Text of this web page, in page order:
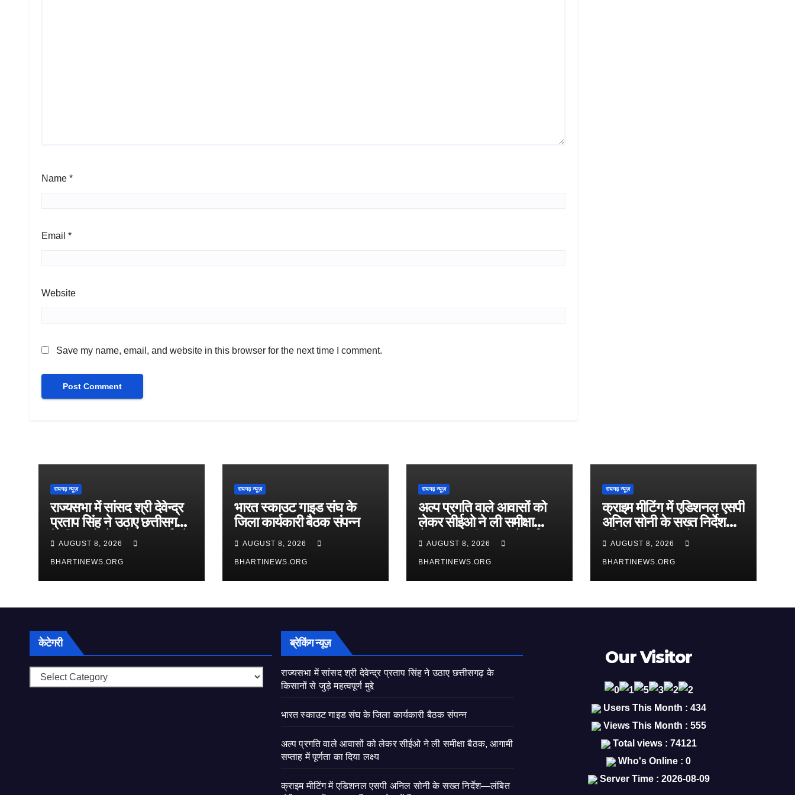
Name *
Email *
Website
Save my name, email, and website in this browser for the next time I comment.
रायगढ़ न्यूज़
राज्यसभा में सांसद श्री देवेन्द्र
प्रताप सिंह ने उठाए छत्तीसगढ़
के किसानों से जुड़े महत्वपूर्ण मुद्दे
AUGUST 8, 2026
BHARTINEWS.ORG
रायगढ़ न्यूज़
भारत स्काउट गाइड संघ के
जिला कार्यकारी बैठक संपन्न
AUGUST 8, 2026
BHARTINEWS.ORG
रायगढ़ न्यूज़
अल्प प्रगति वाले आवासों को
लेकर सीईओ ने ली समीक्षा
बैठक, आगामी सप्ताह में पूर्णता
का दिया लक्ष्य
AUGUST 8, 2026
BHARTINEWS.ORG
रायगढ़ न्यूज़
क्राइम मीटिंग में एडिशनल एसपी
अनिल सोनी के सख्त निर्देश—
लंबित गंभीर अपराधों का
प्राथमिकता से करें निराकरण
AUGUST 8, 2026
BHARTINEWS.ORG
केटेगरी
केटेगरी
ब्रेकिंग न्यूज़
राज्यसभा में सांसद श्री देवेन्द्र प्रताप सिंह ने उठाए छत्तीसगढ़ के
किसानों से जुड़े महत्वपूर्ण मुद्दे
भारत स्काउट गाइड संघ के जिला कार्यकारी बैठक संपन्न
अल्प प्रगति वाले आवासों को लेकर सीईओ ने ली समीक्षा बैठक, आगामी
सप्ताह में पूर्णता का दिया लक्ष्य
क्राइम मीटिंग में एडिशनल एसपी अनिल सोनी के सख्त निर्देश—लंबित
Our Visitor
Users This Month : 434
Views This Month : 555
Total views : 74121
Who's Online : 0
Server Time : 2026-08-09